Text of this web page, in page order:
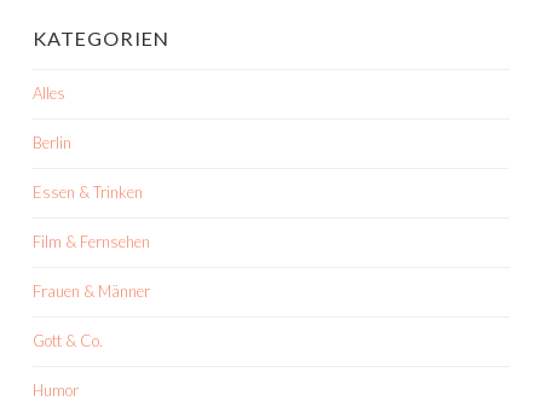
KATEGORIEN
Alles
Berlin
Essen & Trinken
Film & Fernsehen
Frauen & Männer
Gott & Co.
Humor